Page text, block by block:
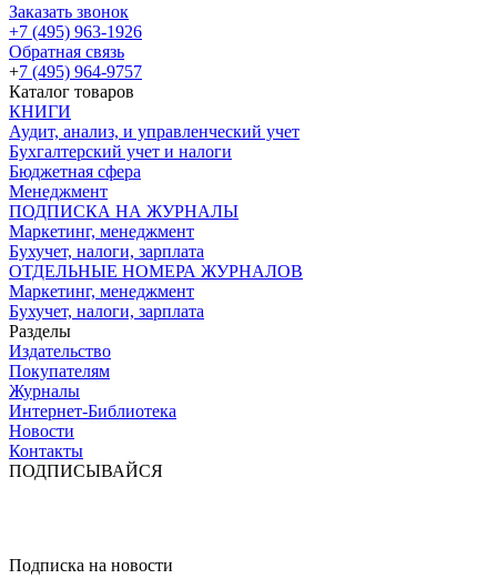
Заказать звонок
+7 (495) 963-1926
Обратная связь
+7 (495) 964-9757
Каталог товаров
КНИГИ
Аудит, анализ, и управленческий учет
Бухгалтерский учет и налоги
Бюджетная сфера
Менеджмент
ПОДПИСКА НА ЖУРНАЛЫ
Маркетинг, менеджмент
Бухучет, налоги, зарплата
ОТДЕЛЬНЫЕ НОМЕРА ЖУРНАЛОВ
Маркетинг, менеджмент
Бухучет, налоги, зарплата
Разделы
Издательство
Покупателям
Журналы
Интернет-Библиотека
Новости
Контакты
ПОДПИСЫВАЙСЯ
Подписка на новости